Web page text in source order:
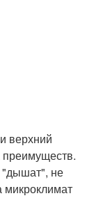
верхний
"дышат", не
микроклимат